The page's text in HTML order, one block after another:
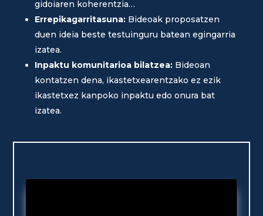
gidoiaren koherentzia…
Errepikagarritasuna:Bideoak proposatzen
duen ideia beste testuinguru batean egingarria
izatea.
Inpaktu komunitarioa bilatzea:Bideoan
kontatzen dena, ikastetxearentzako ez ezik
ikastetxez kanpoko inpaktu edo onura bat
izatea.